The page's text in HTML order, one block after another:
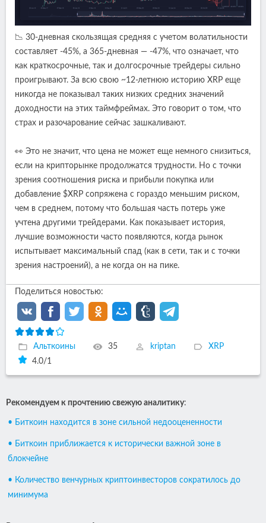
📉 30-дневная скользящая средняя с учетом волатильности
составляет -45%, а 365-дневная — -47%, что означает, что
как краткосрочные, так и долгосрочные трейдеры сильно
проигрывают. За всю свою ~12-летнюю историю XRP еще
никогда не показывал таких низких средних значений
доходности на этих таймфреймах. Это говорит о том, что
страх и разочарование сейчас зашкаливают.
👀 Это не значит, что цена не может еще немного снизиться,
если на крипторынке продолжатся трудности. Но с точки
зрения соотношения риска и прибыли покупка или
добавление $XRP сопряжена с гораздо меньшим риском,
чем в среднем, потому что большая часть потерь уже
учтена другими трейдерами. Как показывает история,
лучшие возможности часто появляются, когда рынок
испытывает максимальный спад (как в сети, так и с точки
зрения настроений), а не когда он на пике.
Поделиться новостью:
Альткоины 35 kriptan
XRP
4.0/1
Рекомендуем к прочтению свежую аналитику:
• Биткоин находится в зоне сильной недооцененности
• Биткоин приближается к исторически важной зоне в
блокчейне
• Количество венчурных криптоинвесторов сократилось до
минимума